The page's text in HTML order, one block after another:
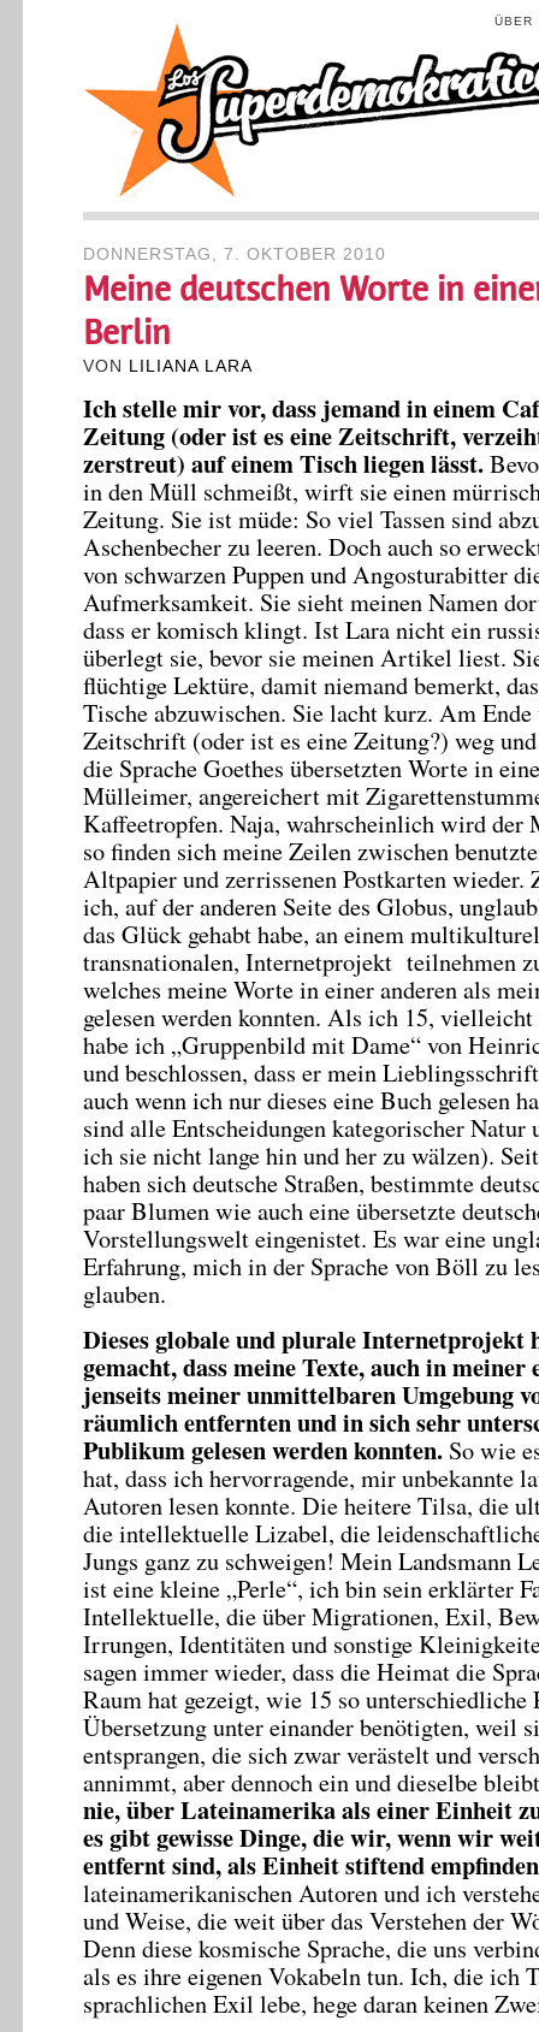
ÜBER
DONNERSTAG, 7. OKTOBER 2010
Meine deutschen Worte in
Berlin
VON LILIANA LARA
Ich stelle mir vor, dass jemand in einem
Zeitung (oder ist es eine Zeitschrift,
zerstreut) auf einem Tisch liegen lässt.
in den Müll schmeißt, wirft sie einen
Zeitung. Sie ist müde: So viel Tassen sind
Aschenbecher zu leeren. Doch auch so
von schwarzen Puppen und Angosturabitter
Aufmerksamkeit. Sie sieht meinen Namen
dass er komisch klingt. Ist Lara nicht ein
überlegt sie, bevor sie meinen Artikel liest.
flüchtige Lektüre, damit niemand bemerkt,
Tische abzuwischen. Sie lacht kurz. Am
Zeitschrift (oder ist es eine Zeitung?) weg
die Sprache Goethes übersetzten Worte in
Mülleimer, angereichert mit
Kaffeetropfen. Naja, wahrscheinlich wird der
so finden sich meine Zeilen zwischen
Altpapier und zerrissenen Postkarten wieder.
ich, auf der anderen Seite des Globus,
das Glück gehabt habe, an einem
transnationalen, Internetprojekt teilnehmen
welches meine Worte in einer anderen als
gelesen werden konnten. Als ich 15, vielleicht
habe ich „Gruppenbild mit Dame“ von
und beschlossen, dass er mein
auch wenn ich nur dieses eine Buch gelesen
sind alle Entscheidungen kategorischer Natur
ich sie nicht lange hin und her zu wälzen).
haben sich deutsche Straßen, bestimmte
paar Blumen wie auch eine übersetzte
Vorstellungswelt eingenistet. Es war eine
Erfahrung, mich in der Sprache von Böll zu
glauben.
Dieses globale und plurale Internetprojekt
gemacht, dass meine Texte, auch in meiner
jenseits meiner unmittelbaren Umgebung
räumlich entfernten und in sich sehr
Publikum gelesen werden konnten.So wie
hat, dass ich hervorragende, mir unbekannte
Autoren lesen konnte. Die heitere Tilsa, die
die intellektuelle Lizabel, die
Jungs ganz zu schweigen! Mein Landsmann
ist eine kleine „Perle“, ich bin sein erklärter
Intellektuelle, die über Migrationen, Exil,
Irrungen, Identitäten und sonstige
sagen immer wieder, dass die Heimat die
Raum hat gezeigt, wie 15 so unterschiedliche
Übersetzung unter einander benötigten, weil
entsprangen, die sich zwar verästelt und
annimmt, aber dennoch ein und dieselbe
nie, über Lateinamerika als einer Einheit
es gibt gewisse Dinge, die wir, wenn wir
entfernt sind, als Einheit stiftend
lateinamerikanischen Autoren und ich
und Weise, die weit über das Verstehen der
Denn diese kosmische Sprache, die uns
als es ihre eigenen Vokabeln tun. Ich, die ich
sprachlichen Exil lebe, hege daran keinen